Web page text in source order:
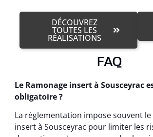
DÉCOUVREZ
TOUTES LES
RÉALISATIONS
FAQ
Le Ramonage insert à Sousceyrac
obligatoire ?
La réglementation impose souvent le
insert à Sousceyrac pour limiter les